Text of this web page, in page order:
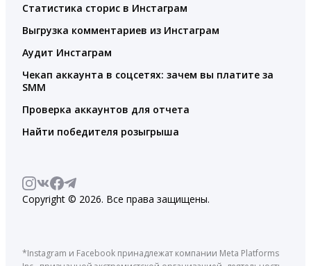
Статистика сторис в Инстаграм
Выгрузка комментариев из Инстаграм
Аудит Инстаграм
Чекап аккаунта в соцсетях: зачем вы платите за
SMM
Проверка аккаунтов для отчета
Найти победителя розыгрыша
Copyright © 2026. Все права защищены.
*Instagram и Facebook принадлежат компании Meta Platforms